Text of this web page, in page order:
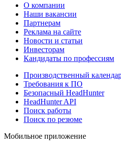
О компании
Наши вакансии
Партнерам
Реклама на сайте
Новости и статьи
Инвесторам
Кандидаты по профессиям
Производственный
Требования к ПО
Безопасный HeadHunter
HeadHunter API
Поиск работы
Поиск по резюме
Мобильное приложение